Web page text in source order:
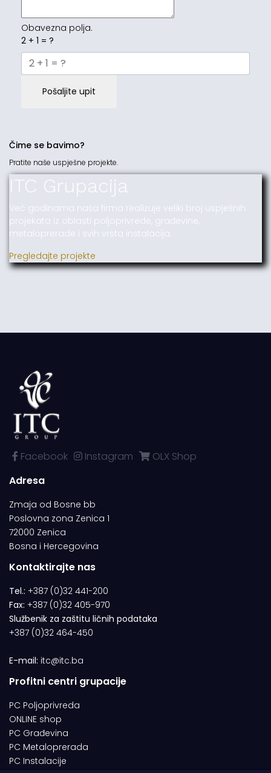
Obavezna polja.
2 + 1 = ?
Pošaljite upit
Čime se bavimo?
Pratite naše uspješne projekte.
ITC Grupacija
Već godinama naša firma realizuje veliki broj uspješnih
projekata iz oblasti poljoprivrede, građevine,
metaloprerade i svih vrsta instalacija.
Pregledajte projekte
Facebook Instagram
OLX Shop
Adresa
Zmaja od Bosne bb
Poslovna zona Zenica 1
72000 Zenica
Bosna i Hercegovina
Kontaktirajte nas
Tel.: +387 (0)32 441-200
Fax: +387 (0)32 405-970
Službenik za zaštitu ličnih podataka
+387 (0)32 464-450
E-mail: itc@itc.ba
Profitni centri grupacije
PC Poljoprivreda
ONLINE shop
PC Građevina
PC Metaloprerada
PC Instalacije